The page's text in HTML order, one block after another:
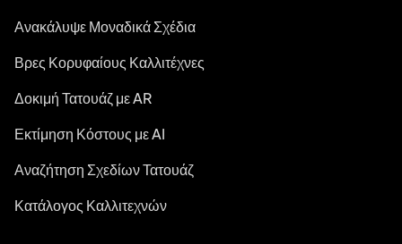
Ανακάλυψε Μοναδικά Σχέδια
Βρες Κορυφαίους Καλλιτέχνες
Δοκιμή Τατουάζ με AR
Εκτίμηση Κόστους με AI
Αναζήτηση Σχεδίων Τατουάζ
Κατάλογος Καλλιτεχνών